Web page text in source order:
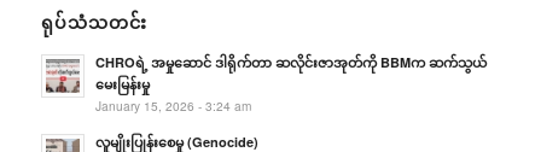
ရုပ်သံသတင်း
CHROရဲ့ အမှုဆောင် ဒါရိုက်တာ ဆလိုင်းဇာအုတ်ကို BBMက ဆက်သွယ်
မေးမြန်းမှု
January 15, 2026 - 3:24 am
လူမျိုးပြုန်းစေမှု (Genocide)